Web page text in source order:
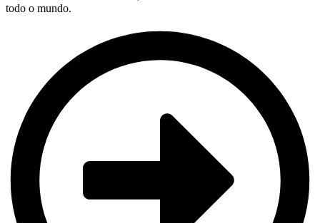
todo o mundo.